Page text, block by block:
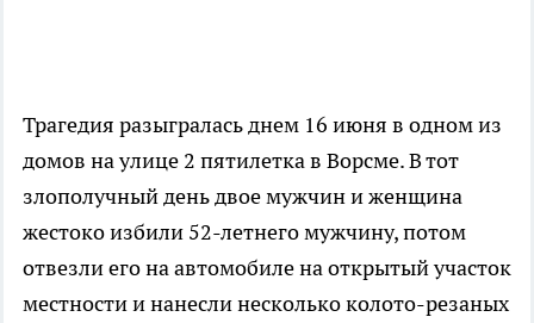
Трагедия разыгралась днем 16 июня в одном из
домов на улице 2 пятилетка в Ворсме. В тот
злополучный день двое мужчин и женщина
жестоко избили 52-летнего мужчину, потом
отвезли его на автомобиле на открытый участок
местности и нанесли несколько колото-резаных